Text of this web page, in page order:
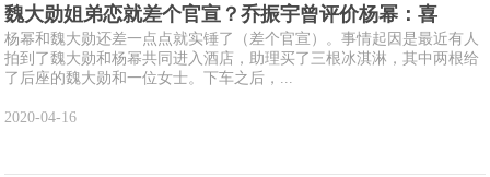
魏大勋姐弟恋就差个官宣？乔振宇曾评价杨幂：喜
杨幂和魏大勋还差一点点就实锤了（差个官宣）。事情起因是最近有人
拍到了魏大勋和杨幂共同进入酒店，助理买了三根冰淇淋，其中两根给
了后座的魏大勋和一位女士。下车之后，...
2020-04-16